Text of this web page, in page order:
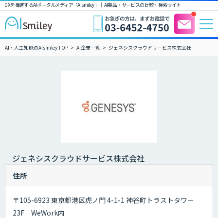
DXを推進するAIポータルメディア「AIsmiley」｜ AI製品・サービスの比較・検索サイト
AI・人工知能のAIsmiley TOP AI企業一覧 ジェネシスクラウドサービス株式会社
ジェネシスクラウドサービス株式会社
住所
〒105-6923 東京都港区虎ノ門 4-1-1 神谷町トラストタワー
23F WeWork内